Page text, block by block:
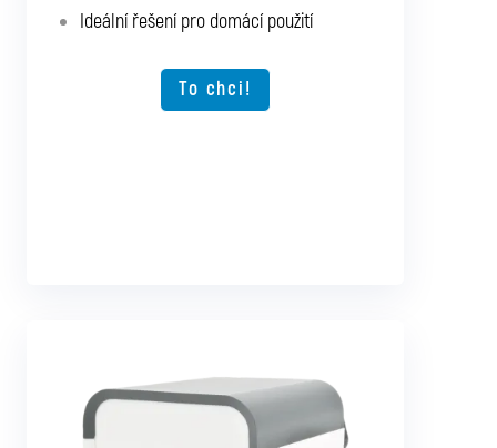
Ideální řešení pro domácí použití
To chci!
Rychlá diagnostika z PC nebo mobilu
Možnost rozšíření o další typy vozidel